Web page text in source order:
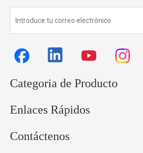
Categoria de Producto
Enlaces Rápidos
Contáctenos